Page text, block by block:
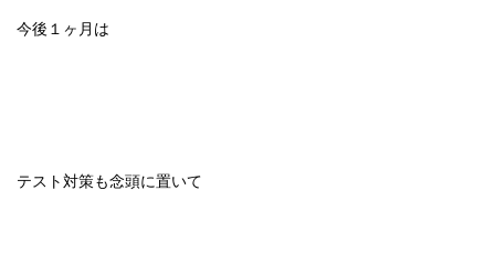
今後１ヶ月は
テスト対策も念頭に置いて